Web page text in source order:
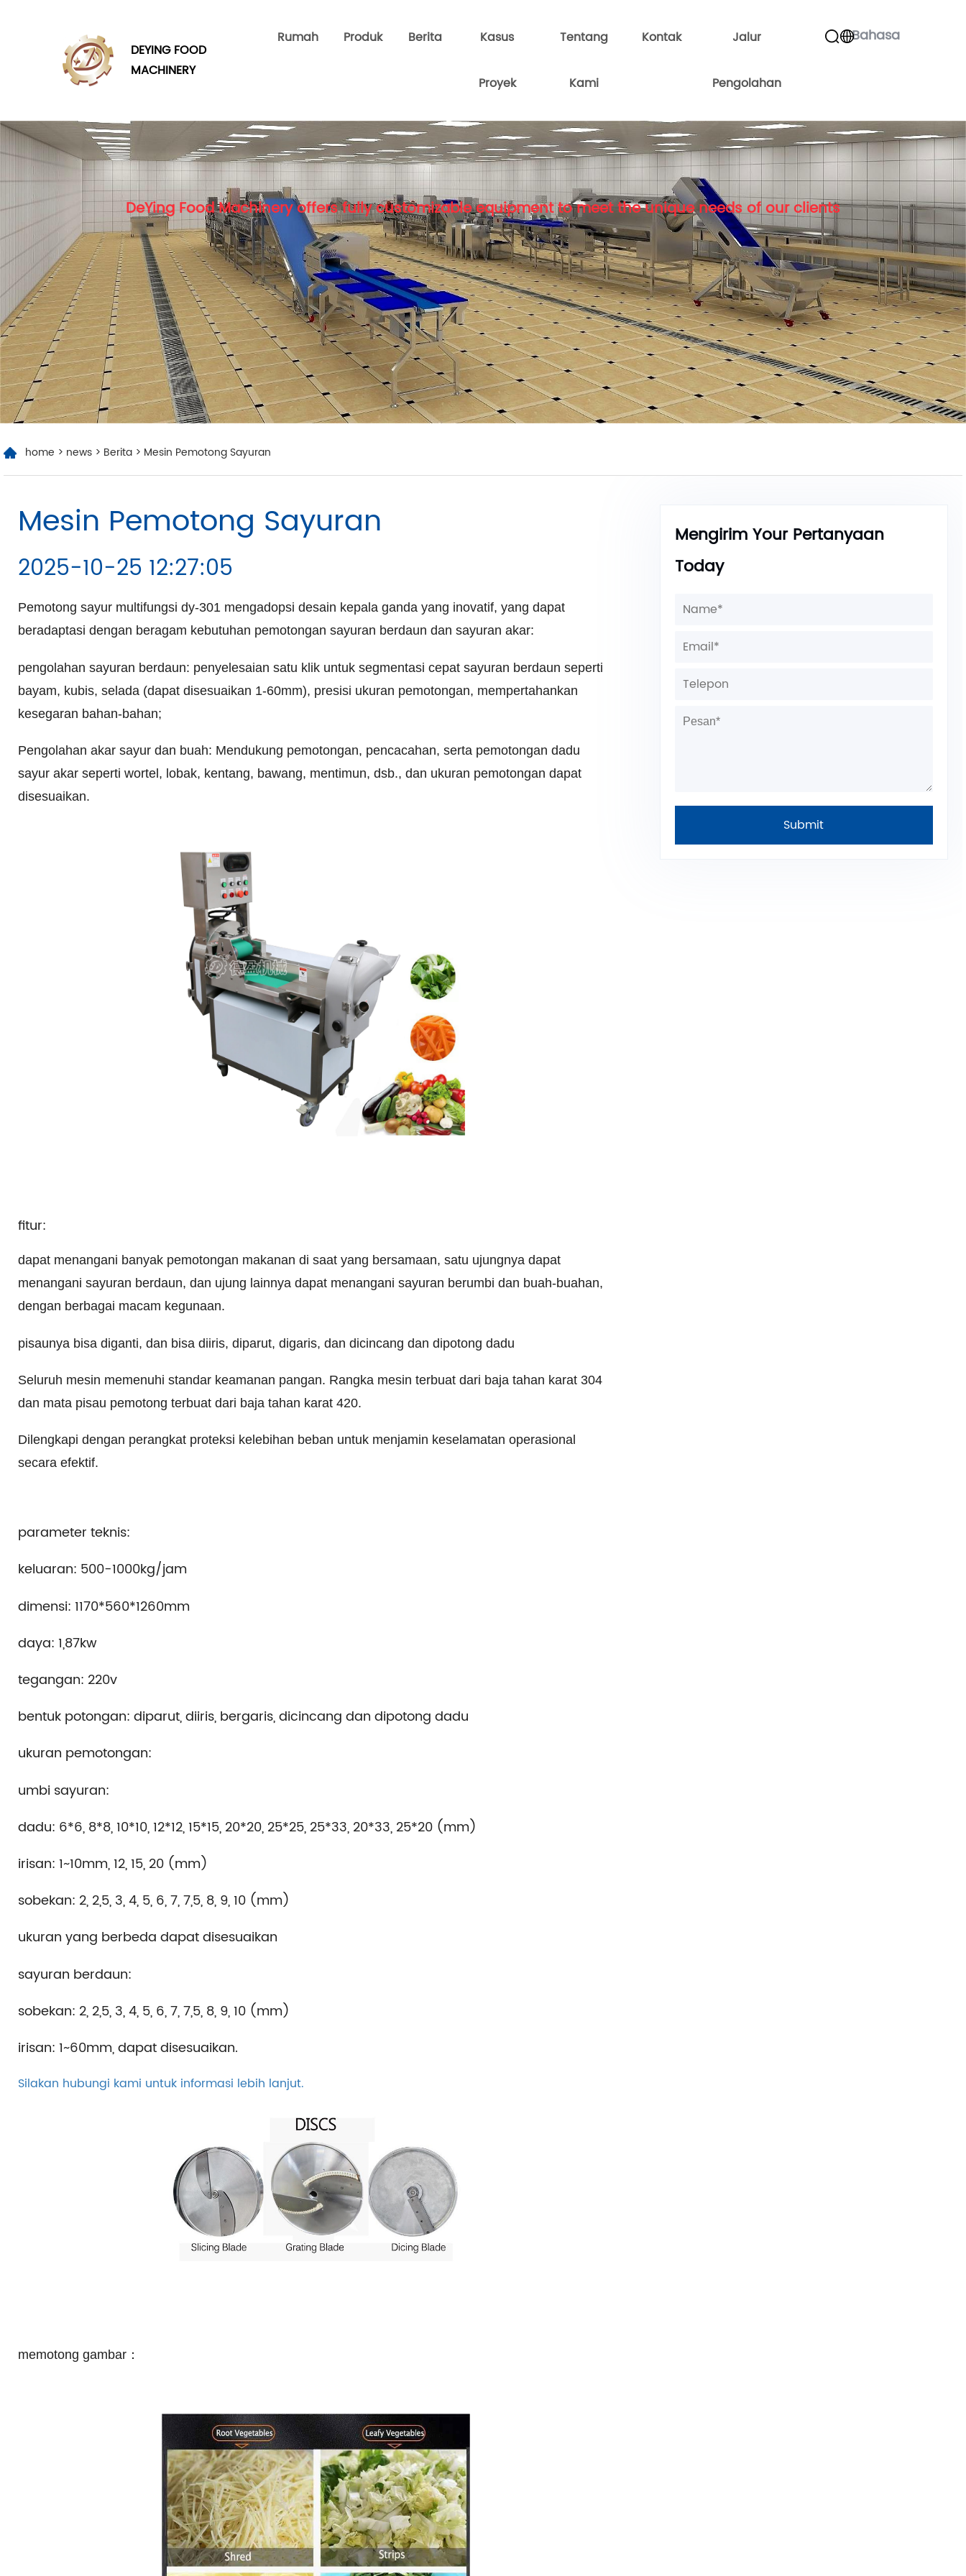
DEYING FOOD
MACHINERY
Rumah Produk Berita Kasus
Proyek
Tentang
Kami
Kontak Jalur
Pengolahan
Bahasa
DeYing Food Machinery offers fully customizable equipment to meet the unique needs of our clients
home > news > Berita > Mesin Pemotong Sayuran
​Mesin Pemotong Sayuran
2025-10-25 12:27:05
Pemotong sayur multifungsi dy-301 mengadopsi desain kepala ganda yang inovatif, yang dapat
beradaptasi dengan beragam kebutuhan pemotongan sayuran berdaun dan sayuran akar:
pengolahan sayuran berdaun: penyelesaian satu klik untuk segmentasi cepat sayuran berdaun seperti
bayam, kubis, selada (dapat disesuaikan 1-60mm), presisi ukuran pemotongan, mempertahankan
kesegaran bahan-bahan;
Pengolahan akar sayur dan buah: Mendukung pemotongan, pencacahan, serta pemotongan dadu
sayur akar seperti wortel, lobak, kentang, bawang, mentimun, dsb., dan ukuran pemotongan dapat
disesuaikan.
fitur:
dapat menangani banyak pemotongan makanan di saat yang bersamaan, satu ujungnya dapat
menangani sayuran berdaun, dan ujung lainnya dapat menangani sayuran berumbi dan buah-buahan,
dengan berbagai macam kegunaan.
pisaunya bisa diganti, dan bisa diiris, diparut, digaris, dan dicincang dan dipotong dadu
Seluruh mesin memenuhi standar keamanan pangan. Rangka mesin terbuat dari baja tahan karat 304
dan mata pisau pemotong terbuat dari baja tahan karat 420.
Dilengkapi dengan perangkat proteksi kelebihan beban untuk menjamin keselamatan operasional
secara efektif.
parameter teknis:
keluaran: 500-1000kg/jam
dimensi: 1170*560*1260mm
daya: 1,87kw
tegangan: 220v
bentuk potongan: diparut, diiris, bergaris, dicincang dan dipotong dadu
ukuran pemotongan:
umbi sayuran:
dadu: 6*6, 8*8, 10*10, 12*12, 15*15, 20*20, 25*25, 25*33, 20*33, 25*20 (mm)
irisan: 1~10mm, 12, 15, 20 (mm)
sobekan: 2, 2,5, 3, 4, 5, 6, 7, 7,5, 8, 9, 10 (mm)
ukuran yang berbeda dapat disesuaikan
sayuran berdaun:
sobekan: 2, 2,5, 3, 4, 5, 6, 7, 7,5, 8, 9, 10 (mm)
irisan: 1~60mm, dapat disesuaikan.
Silakan hubungi kami untuk informasi lebih lanjut.
memotong gambar：
Mengirim Your Pertanyaan
Today